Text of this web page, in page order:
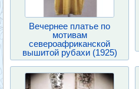
Вечернее платье по
мотивам
североафриканской
вышитой рубахи (1925)